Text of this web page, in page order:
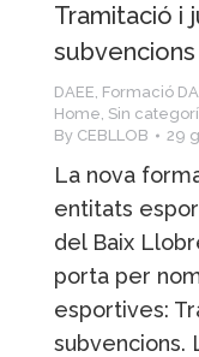
Tramitació i
subvencions
DAEE, Formació
Home, Sin
By CEBLLOB 29
La nova
entitats
del Baix
porta per
esportives:
subvencions.